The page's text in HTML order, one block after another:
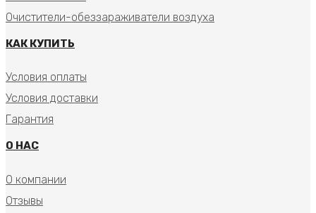
Очистители-обеззараживатели воздуха
КАК КУПИТЬ
Условия оплаты
Условия доставки
Гарантия
О НАС
О компании
Отзывы